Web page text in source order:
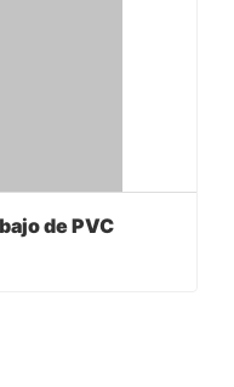
de PVC